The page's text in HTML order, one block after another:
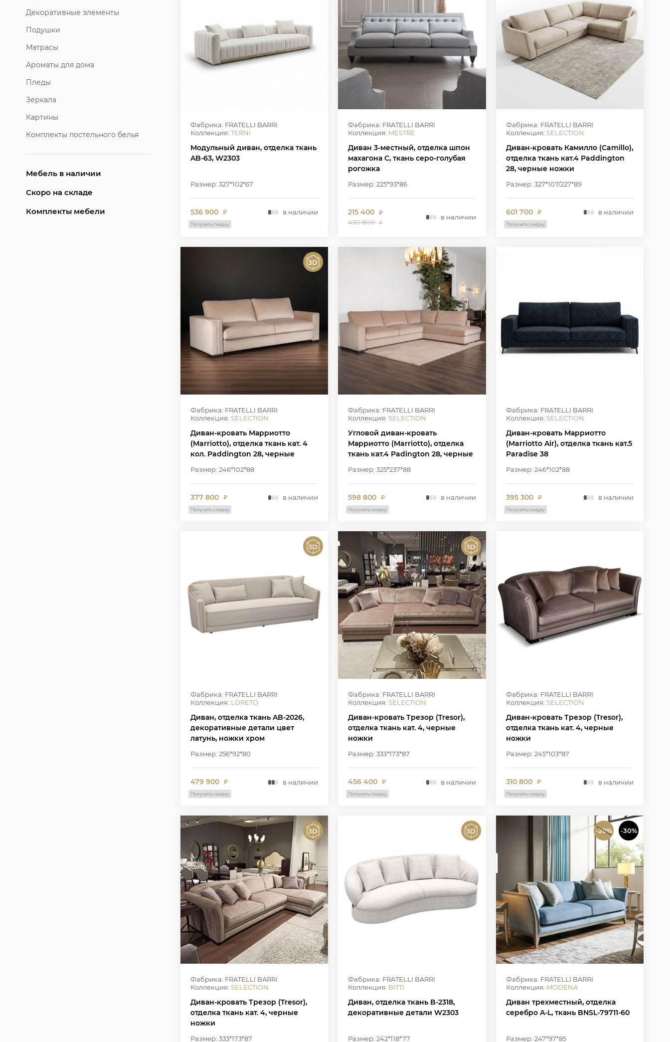
Декоративные элементы
Подушки
Матрасы
Ароматы для дома
Пледы
Зеркала
Картины
Комплекты постельного белья
Мебель в наличии
Скоро на складе
Комплекты мебели
Фабрика: FRATELLI BARRI
Коллекция: TERNI
Модульный диван, отделка ткань
AB-63, W2303
Размер: 327*102*67
536 900 ₽ в наличии
Получить скидку
Фабрика: FRATELLI BARRI
Коллекция: MESTRE
Диван 3-местный, отделка шпон
махагона C, ткань серо-голубая
рогожка
Размер: 225*93*86
215 400 ₽
430 800 ₽
в наличии
Фабрика: FRATELLI BARRI
Коллекция: SELECTION
Диван-кровать Камилло (Camillo),
отделка ткань кат.4 Paddington
28, черные ножки
Размер: 327*107/227*89
601 700 ₽ в наличии
Получить скидку
Фабрика: FRATELLI BARRI
Коллекция: SELECTION
Диван-кровать Марриотто
(Marriotto), отделка ткань кат. 4
кол. Paddington 28, черные
Размер: 246*102*88
377 800 ₽ в наличии
Получить скидку
Фабрика: FRATELLI BARRI
Коллекция:SELECTION
Угловой диван-кровать
Марриотто (Marriotto), отделка
ткань кат.4 Padington 28, черные
Размер: 325*237*88
598 800 ₽ в наличии
Получить скидку
Фабрика: FRATELLI BARRI
Коллекция: SELECTION
Диван-кровать Марриотто
(Marriotto Air), отделка ткань кат.5
Paradise 38
Размер: 246*102*88
395 300 ₽ в наличии
Получить скидку
Фабрика: FRATELLI BARRI
Коллекция: LORETO
Диван, отделка ткань AB-2026,
декоративные детали цвет
латунь, ножки хром
Размер: 256*92*80
479 900 ₽ в наличии
Получить скидку
Фабрика: FRATELLI BARRI
Коллекция:SELECTION
Диван-кровать Трезор (Tresor),
отделка ткань кат. 4, черные
ножки
Размер: 333*173*87
456 400 ₽ в наличии
Получить скидку
Фабрика: FRATELLI BARRI
Коллекция: SELECTION
Диван-кровать Трезор (Tresor),
отделка ткань кат. 4, черные
ножки
Размер: 245*103*87
310 800 ₽ в наличии
Получить скидку
Фабрика: FRATELLI BARRI
Коллекция: SELECTION
Диван-кровать Трезор (Tresor),
отделка ткань кат. 4, черные
ножки
Размер: 333*173*87
Фабрика: FRATELLI BARRI
Коллекция: BITTI
Диван, отделка ткань B-2318,
декоративные детали W2303
Размер: 242*118*77
-20% -30%
Фабрика: FRATELLI BARRI
Коллекция: MODENA
Диван трехместный, отделка
серебро A-L, ткань BNSL-79711-60
Размер: 247*97*85